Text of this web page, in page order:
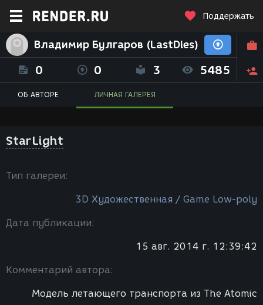
Поддержать
Владимир Булгаров (LastDies)
0 0 3 5485
ОБ АВТОРЕ ЛИЧНАЯ ГАЛЕРЕЯ
StarLight
Тип галереи:
3D Художественная / Game Low-poly
Дата публикации:
15 авг. 2014 г. 12:39:42
Комментарий автора:
Модель летающего транспорта из The Atomic